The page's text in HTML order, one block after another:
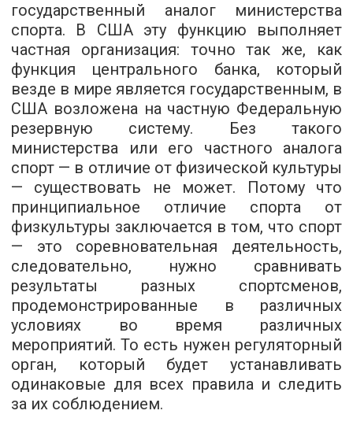
государственный аналог министерства
спорта. В США эту функцию выполняет
частная организация: точно так же, как
функция центрального банка, который
везде в мире является государственным, в
США возложена на частную Федеральную
резервную систему. Без такого
министерства или его частного аналога
спорт — в отличие от физической культуры
— существовать не может. Потому что
принципиальное отличие спорта от
физкультуры заключается в том, что спорт
— это соревновательная деятельность,
следовательно, нужно сравнивать
результаты разных спортсменов,
продемонстрированные в различных
условиях во время различных
мероприятий. То есть нужен регуляторный
орган, который будет устанавливать
одинаковые для всех правила и следить
за их соблюдением.